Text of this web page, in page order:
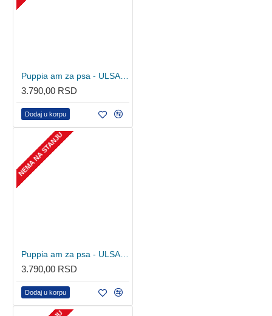
3.790,00 RSD
Dodaj u korpu
NEMA NA STANJU
3.790,00 RSD
Dodaj u korpu